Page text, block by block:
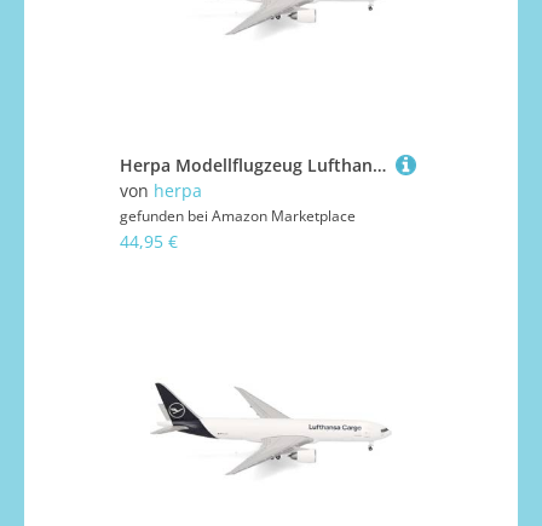
Herpa Modellflugzeug Lufthansa Cargo Boeing 777F Miniatur im Maßstab 1:500, Sammlerstück, Flugzeug Modell ohne Standfuß, Metall
von herpa
gefunden bei Amazon Marketplace
44,95 €